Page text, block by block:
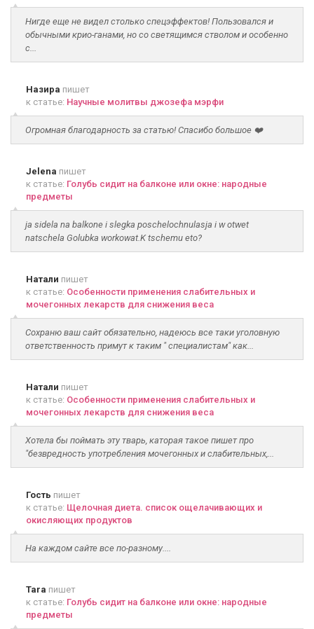
Нигде еще не видел столько спецэффектов! Пользовался и
обычными крио-ганами, но со светящимся стволом и особенно
с...
Назира пишет
к статье: Научные молитвы джозефа мэрфи
Огромная благодарность за статью! Спасибо большое ❤️
Jelena пишет
к статье: Голубь сидит на балконе или окне: народные
предметы
ja sidela na balkone i slegka poschelochnulasja i w otwet
natschela Golubka workowat.K tschemu eto?
Натали пишет
к статье: Особенности применения слабительных и
мочегонных лекарств для снижения веса
Сохраню ваш сайт обязательно, надеюсь все таки уголовную
ответственность примут к таким " специалистам" как...
Натали пишет
к статье: Особенности применения слабительных и
мочегонных лекарств для снижения веса
Хотела бы поймать эту тварь, каторая такое пишет про
"безвредность употребления мочегонных и слабительных,...
Гость пишет
к статье: Щелочная диета. список ощелачивающих и
окисляющих продуктов
На каждом сайте все по-разному....
Tara пишет
к статье: Голубь сидит на балконе или окне: народные
предметы